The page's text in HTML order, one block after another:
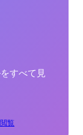
すべて見
覧